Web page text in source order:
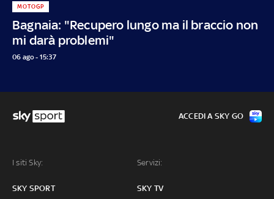
Bagnaia: "Recupero lungo ma il braccio non
mi darà problemi"
MOTOGP
06 ago - 15:37
I siti Sky:
SKY SPORT
Servizi:
SKY TV
ACCEDI A SKY GO